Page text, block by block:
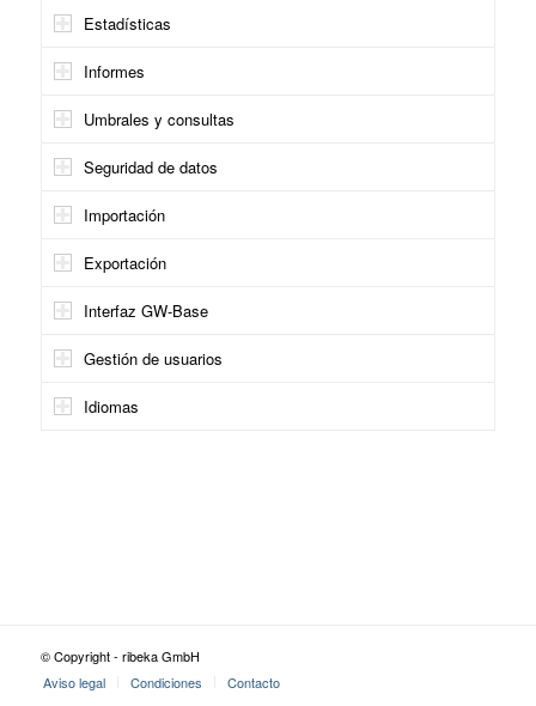
Estadísticas
Informes
Umbrales y consultas
Seguridad de datos
Importación
Exportación
Interfaz GW-Base
Gestión de usuarios
Idiomas
© Copyright - ribeka GmbH
Aviso legal
Condiciones Contacto